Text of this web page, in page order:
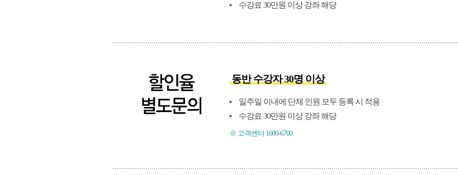
수강료 30만원 이상 강좌 해당
동반 수강자 30명 이상
일주일 이내에 단체 인원 모두 등록 시 적용
수강료 30만원 이상 강좌 해당
※ 고객센터 1600-6700